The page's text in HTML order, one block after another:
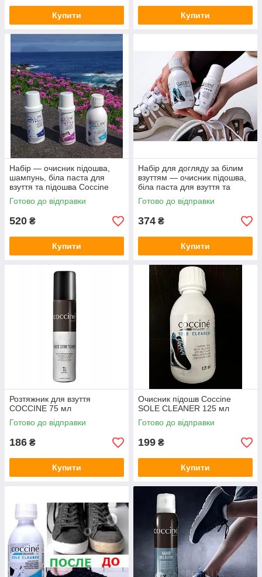
Купити Купити
Набір — очисник підошва,
шампунь, біла паста для
взуття та підошва Coccine
Готово до відправки
520 ₴
Купити
Набір для догляду за білим
взуттям — очисник підошва,
біла паста для взуття та
підошва Coccine
Готово до відправки
374 ₴
Купити
Розтяжник для взуття
COCCINE 75 мл
Готово до відправки
186 ₴
Купити
Очисник підошв Coccine
SOLE CLEANER 125 мл
Готово до відправки
199 ₴
Купити